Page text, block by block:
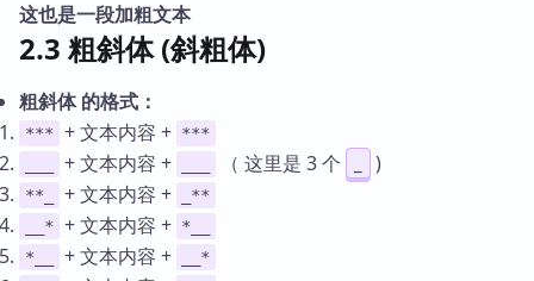
这也是一段加粗文本
2.3 粗斜体 (斜粗体)
粗斜体 的格式：
*** + 文本内容 + ***
+ 文本内容 + （ 这里是 3 个 )
**_ + 文本内容 +
_**
__*
+ 文本内容 + *__
*__
+ 文本内容 +
__*